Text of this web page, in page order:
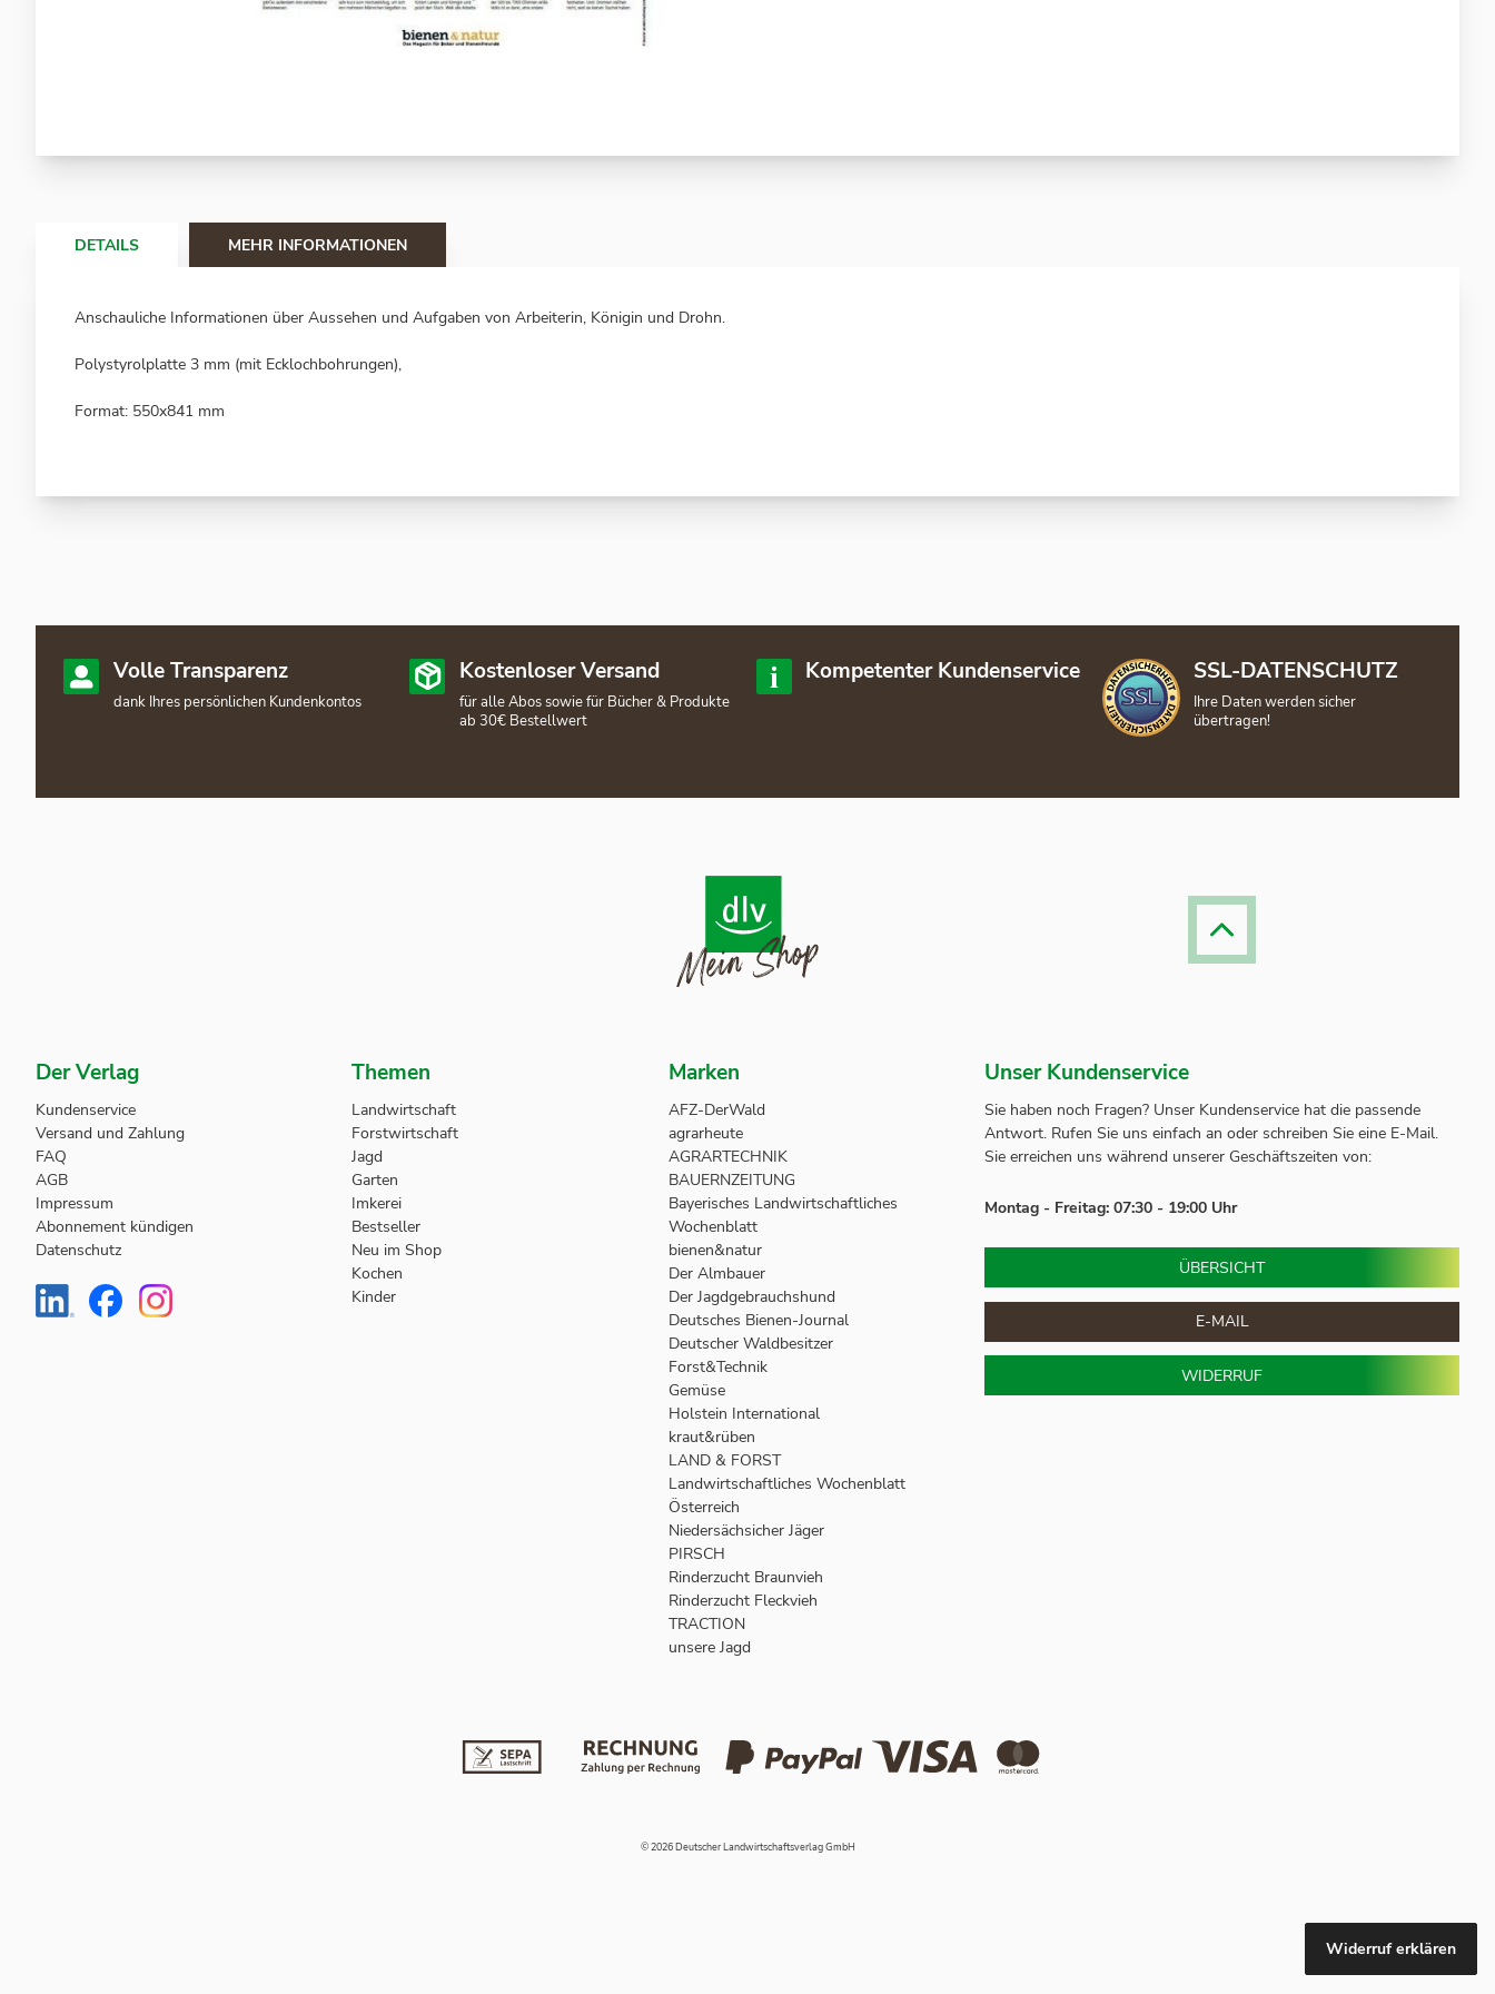
Anfang
DETAILS
Anschauliche Informationen über Aussehen und Aufgaben von Arbeiterin, Königin und Drohn.
Polystyrolplatte 3 mm (mit Ecklochbohrungen),
Format: 550x841 mm
MEHR INFORMATIONEN
Volle Transparenz
dank Ihres persönlichen Kundenkontos
Kostenloser Versand
für alle Abos sowie für Bücher & Produkte
ab 30€ Bestellwert
Kompetenter Kundenservice SSL-DATENSCHUTZ
Ihre Daten werden sicher
übertragen!
Der Verlag
Kundenservice
Versand und Zahlung
FAQ
AGB
Impressum
Abonnement kündigen
Datenschutz
Themen
Landwirtschaft
Forstwirtschaft
Jagd
Garten
Imkerei
Bestseller
Neu im Shop
Kochen
Kinder
Marken
AFZ-DerWald
agrarheute
AGRARTECHNIK
BAUERNZEITUNG
Bayerisches Landwirtschaftliches
Wochenblatt
bienen&natur
Der Almbauer
Der Jagdgebrauchshund
Deutsches Bienen-Journal
Deutscher Waldbesitzer
Forst&Technik
Gemüse
Holstein International
kraut&rüben
LAND & FORST
Landwirtschaftliches Wochenblatt
Österreich
Niedersächsicher Jäger
PIRSCH
Rinderzucht Braunvieh
Rinderzucht Fleckvieh
TRACTION
unsere Jagd
Unser Kundenservice
Sie haben noch Fragen? Unser Kundenservice hat die passende
Antwort. Rufen Sie uns einfach an oder schreiben Sie eine E-Mail.
Sie erreichen uns während unserer Geschäftszeiten von:
Montag - Freitag: 07:30 - 19:00 Uhr
ÜBERSICHT
E-MAIL
WIDERRUF
© 2026 Deutscher Landwirtschaftsverlag GmbH
Widerruf erklären